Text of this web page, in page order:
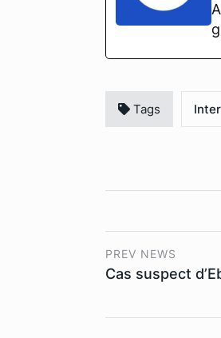
Tags Inter
PREV NEWS
Cas suspect